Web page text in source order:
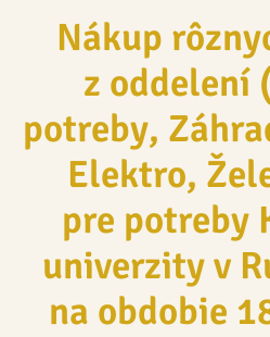
Nákup
z oddelení
potreby,
Elektro,
pre potreby
univerzity v
na obdobie